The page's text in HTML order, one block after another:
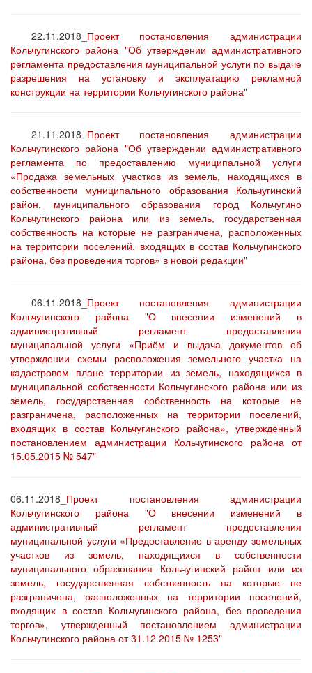
22.11.2018_ Проект постановления администрации
Кольчугинского района "Об утверждении административного
регламента предоставления муниципальной услуги по выдаче
разрешения на установку и эксплуатацию рекламной
конструкции на территории Кольчугинского района"
21.11.2018_ Проект постановления администрации
Кольчугинского района "Об утверждении административного
регламента по предоставлению муниципальной услуги
«Продажа земельных участков из земель, находящихся в
собственности муниципального образования Кольчугинский
район, муниципального образования город Кольчугино
Кольчугинского района или из земель, государственная
собственность на которые не разграничена, расположенных
на территории поселений, входящих в состав Кольчугинского
района, без проведения торгов» в новой редакции"
06.11.2018_ Проект постановления администрации
Кольчугинского района "О внесении изменений в
административный регламент предоставления
муниципальной услуги «Приём и выдача документов об
утверждении схемы расположения земельного участка на
кадастровом плане территории из земель, находящихся в
муниципальной собственности Кольчугинского района или из
земель, государственная собственность на которые не
разграничена, расположенных на территории поселений,
входящих в состав Кольчугинского района», утверждённый
постановлением администрации Кольчугинского района от
15.05.2015 № 547"
06.11.2018_ Проект постановления администрации
Кольчугинского района "О внесении изменений в
административный регламент предоставления
муниципальной услуги «Предоставление в аренду земельных
участков из земель, находящихся в собственности
муниципального образования Кольчугинский район или из
земель, государственная собственность на которые не
разграничена, расположенных на территории поселений,
входящих в состав Кольчугинского района, без проведения
торгов», утвержденный постановлением администрации
Кольчугинского района от 31.12.2015 № 1253"